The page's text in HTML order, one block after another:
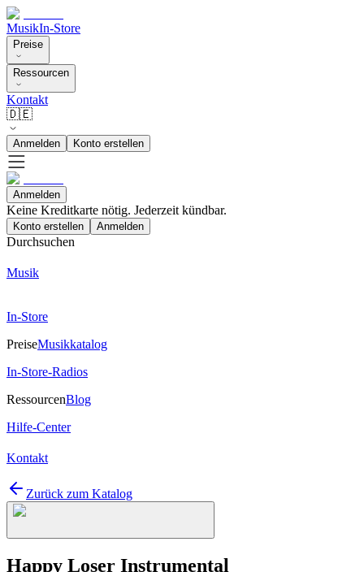
MusikIn-Store
Preise
Ressourcen
Kontakt
🇩🇪
Anmelden Konto erstellen
Anmelden
Keine Kreditkarte nötig. Jederzeit kündbar.
Konto erstellen Anmelden
Durchsuchen
Musik
In-Store
PreiseMusikkatalog
In-Store-Radios
RessourcenBlog
Hilfe-Center
Kontakt
Zurück zum Katalog
Happy Loser Instrumental